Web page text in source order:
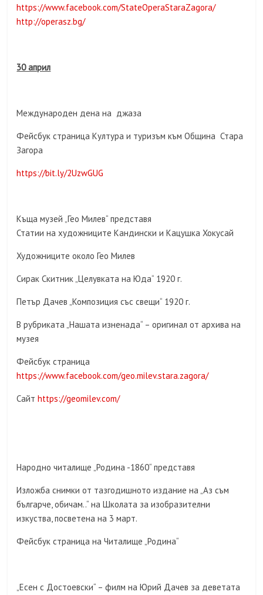
https://www.facebook.com/StateOperaStaraZagora/
http://operasz.bg/
30 април
Международен дена на джаза
Фейсбук страница Култура и туризъм към Община Стара
Загора
https://bit.ly/2UzwGUG
Къща музей „Гео Милев“ представя
Статии на художниците Кандински и Кацушка Хокусай
Художниците около Гео Милев
Сирак Скитник „Целувката на Юда“ 1920 г.
Петър Дачев „Композиция със свещи“ 1920 г.
В рубриката „Нашата изненада“ – оригинал от архива на
музея
Фейсбук страница
https://www.facebook.com/geo.milev.stara.zagora/
Сайтhttps://geomilev.com/
Народно читалище „Родина -1860“ представя
Изложба снимки от тазгодишното издание на „Аз съм
българче, обичам..“ на Школата за изобразителни
изкуства, посветена на 3 март.
Фейсбук страница на Читалище „Родина“
„Есен с Достоевски“ – филм на Юрий Дачев за деветата